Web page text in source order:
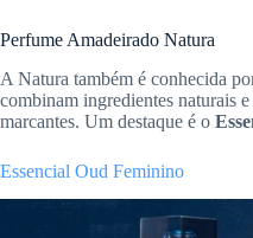
Perfume Amadeirado Natura
A Natura também é conhecida
combinam ingredientes naturais
marcantes. Um destaque é o
Essencial Oud Feminino